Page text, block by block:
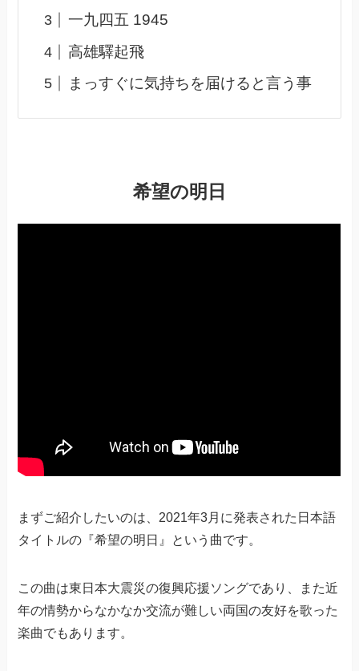
一九四五 1945
高雄驛起飛
まっすぐに気持ちを届けると言う事
希望の明日
まずご紹介したいのは、2021年3月に発表された日本語
タイトルの『希望の明日』という曲です。
この曲は東日本大震災の復興応援ソングであり、また近
年の情勢からなかなか交流が難しい両国の友好を歌った
楽曲でもあります。